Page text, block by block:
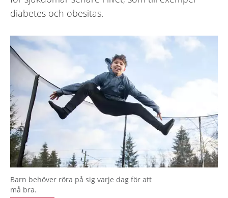
diabetes och obesitas.
Barn behöver röra på sig varje dag för att
må bra.